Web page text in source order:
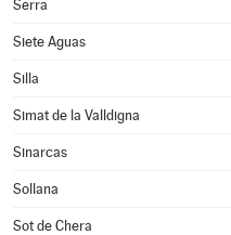
Serra
Siete Aguas
Silla
Simat de la Valldigna
Sinarcas
Sollana
Sot de Chera